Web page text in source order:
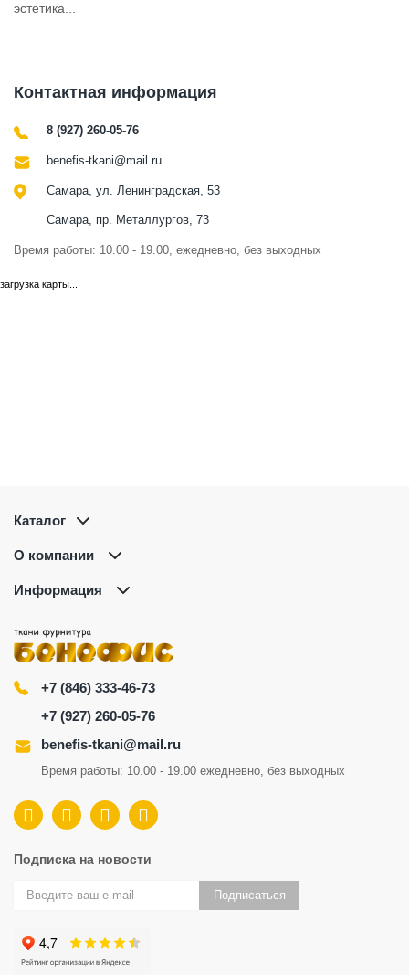
эстетика...
Контактная информация
8 (927) 260-05-76
benefis-tkani@mail.ru
Самара, ул. Ленинградская, 53
Самара, пр. Металлургов, 73
Время работы: 10.00 - 19.00, ежедневно, без выходных
загрузка карты...
Каталог
О компании
Информация
+7 (846) 333-46-73
+7 (927) 260-05-76
benefis-tkani@mail.ru
Время работы: 10.00 - 19.00 ежедневно, без выходных
Подписка на новости
Подписаться